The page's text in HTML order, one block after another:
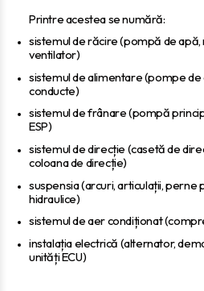
Printre acestea se numără:
sistemul de răcire (pompă de
ventilator)
sistemul de alimentare (pompe de
conducte)
sistemul de frânare (pompă
ESP)
sistemul de direcție (casetă de
coloana de direcție)
suspensia (arcuri, articulații, perne
hidraulice)
sistemul de aer condiționat
instalația electrică (alternator,
unități ECU)